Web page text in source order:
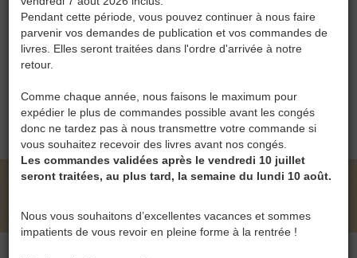
Pendant cette période, vous pouvez continuer à nous faire
parvenir vos demandes de publication et vos commandes de
livres. Elles seront traitées dans l'ordre d'arrivée à notre
retour.
Comme chaque année, nous faisons le maximum pour
expédier le plus de commandes possible avant les congés
donc ne tardez pas à nous transmettre votre commande si
vous souhaitez recevoir des livres avant nos congés.
Les commandes validées après le vendredi 10 juillet
seront traitées, au plus tard, la semaine du lundi 10 août.
Nous vous souhaitons d’excellentes vacances et sommes
impatients de vous revoir en pleine forme à la rentrée !
Menu
0
LE LIVRE EN PAPIER • PAS AVANT DIX-HUIT
ANS! DE CÉCILE LEJEUNE